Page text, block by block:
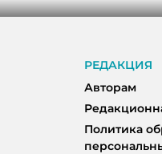
РЕДАКЦИЯ
Авторам
Политика